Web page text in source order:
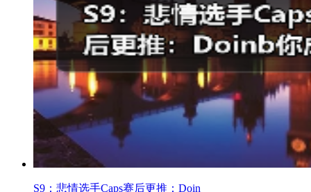
S9：悲情选手Caps赛后更推：Doin